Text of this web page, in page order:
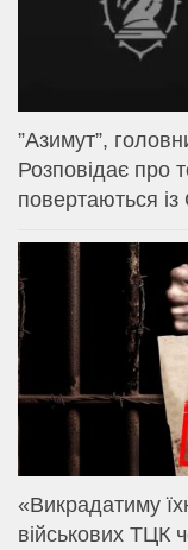
⁨”Азимут”,
Розповідає про
повертаються
«Викрадатиму
військових ТЦК